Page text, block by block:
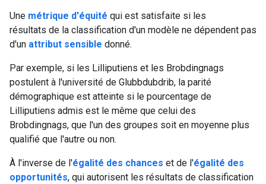
Une métrique d'équité qui est satisfaite si les
résultats de la classification d'un modèle ne dépendent pas
d'un attribut sensible donné.
Par exemple, si les Lilliputiens et les Brobdingnags
postulent à l'université de Glubbdubdrib, la parité
démographique est atteinte si le pourcentage de
Lilliputiens admis est le même que celui des
Brobdingnags, que l'un des groupes soit en moyenne plus
qualifié que l'autre ou non.
À l'inverse de l'égalité des chances et de l'égalité des
opportunités, qui autorisent les résultats de classification